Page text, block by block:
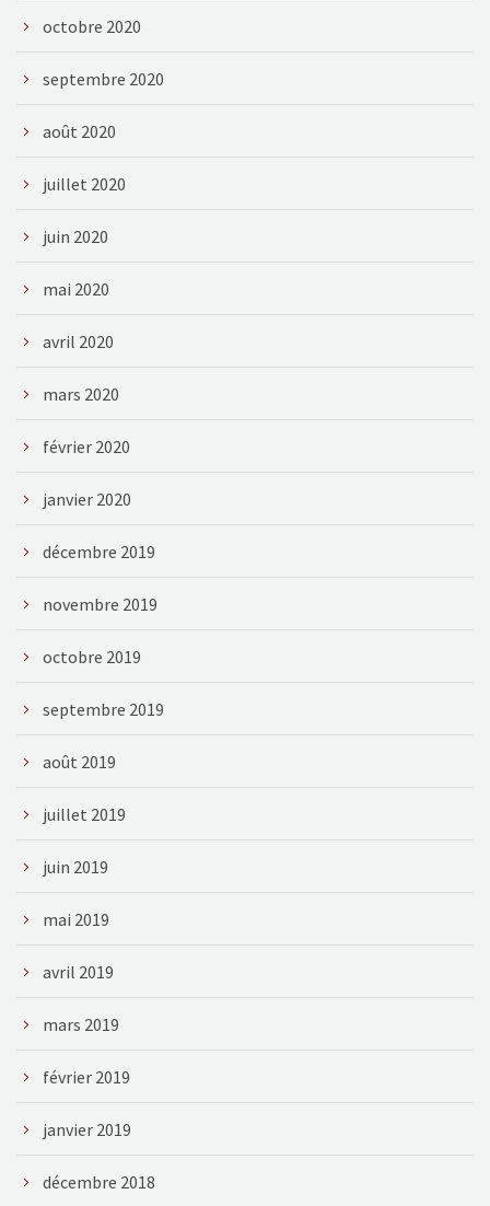
octobre 2020
septembre 2020
août 2020
juillet 2020
juin 2020
mai 2020
avril 2020
mars 2020
février 2020
janvier 2020
décembre 2019
novembre 2019
octobre 2019
septembre 2019
août 2019
juillet 2019
juin 2019
mai 2019
avril 2019
mars 2019
février 2019
janvier 2019
décembre 2018